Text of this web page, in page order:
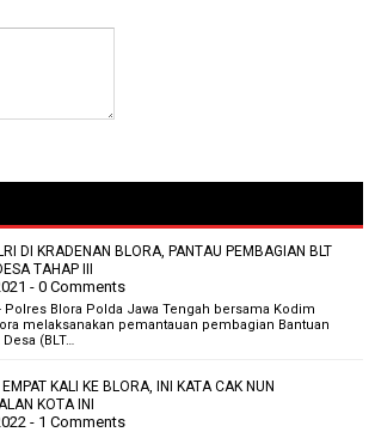
DI KRADENAN BLORA, PANTAU PEMBAGIAN BLT
TAHAP III
- 0 Comments
- Polres Blora Polda Jawa Tengah bersama Kodim
melaksanakan pemantauan pembagian Bantuan
(BLT…
KALI KE BLORA, INI KATA CAK NUN
KOTA INI
- 1 Comments